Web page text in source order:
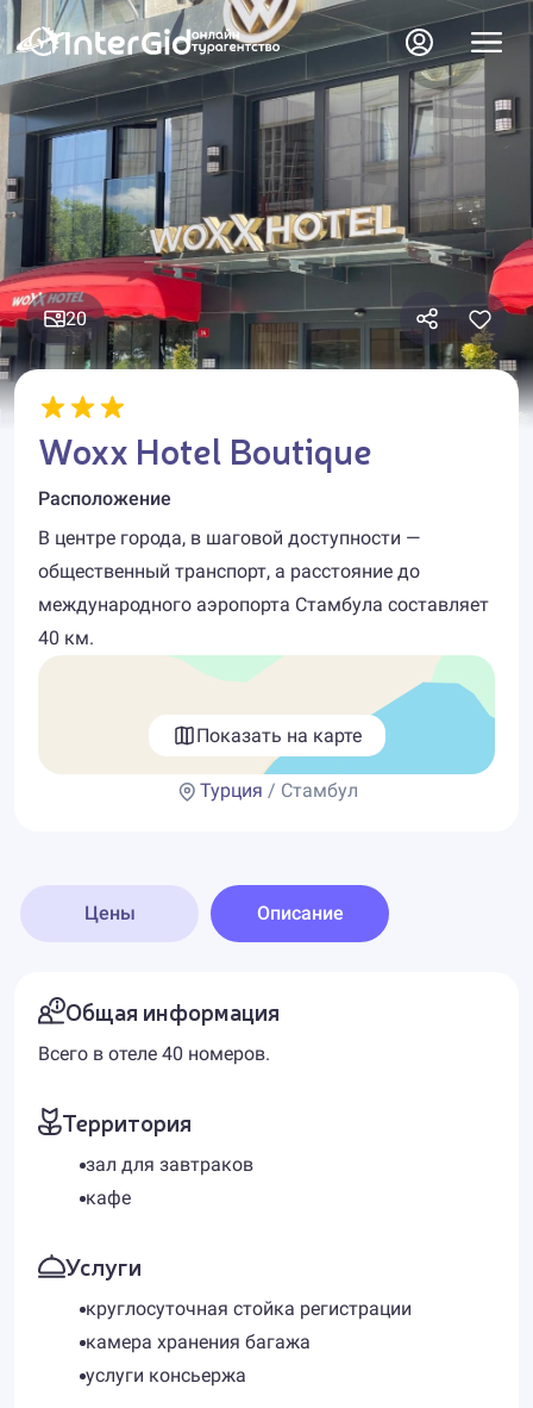
20
Woxx Hotel Boutique
Расположение
В центре города, в шаговой доступности —
общественный транспорт, а расстояние до
международного аэропорта Стамбула составляет
40 км.
Показать на карте
Турция / Стамбул
Цены Описание
Общая информация
Всего в отеле 40 номеров.
Территория
зал для завтраков
кафе
Услуги
круглосуточная стойка регистрации
камера хранения багажа
услуги консьержа